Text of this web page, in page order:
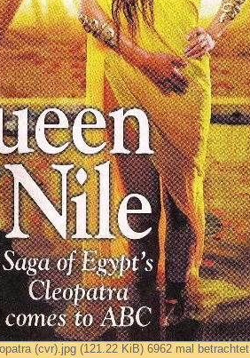
(cvr).jpg (121.22 KiB) 6962 mal betrachtet